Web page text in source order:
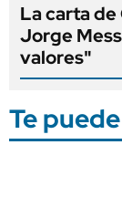
La carta de
Jorge
valores"
Te